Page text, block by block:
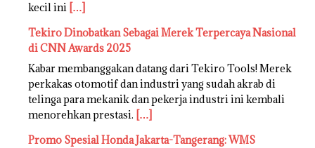
kecil ini […]
Tekiro Dinobatkan Sebagai Merek Terpercaya Nasional
di CNN Awards 2025
Kabar membanggakan datang dari Tekiro Tools! Merek
perkakas otomotif dan industri yang sudah akrab di
telinga para mekanik dan pekerja industri ini kembali
menorehkan prestasi. […]
Promo Spesial Honda Jakarta-Tangerang: WMS